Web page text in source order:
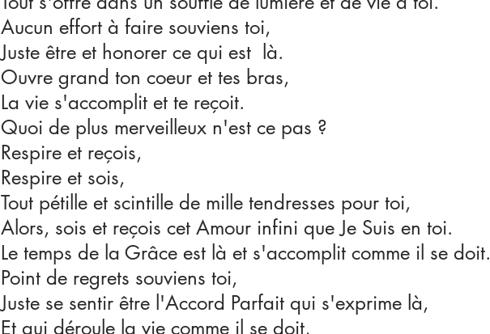
Aucun effort à faire souviens toi,
Juste être et honorer ce qui est  là.
Ouvre grand ton coeur et tes bras,
La vie s'accomplit et te reçoit.
Quoi de plus merveilleux n'est ce pas ?
Respire et reçois,
Respire et sois,
Tout pétille et scintille de mille tendresses pour toi,
Alors, sois et reçois cet Amour infini que Je Suis en toi.
Le temps de la Grâce est là et s'accomplit comme il se doit.
Point de regrets souviens toi,
Juste se sentir être l'Accord Parfait qui s'exprime là,
Et qui déroule la vie comme il se doit,